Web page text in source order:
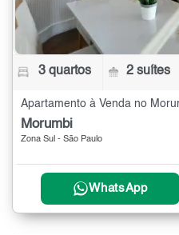
3 quartos 2 suítes
Apartamento à Venda no
Morumbi
Zona Sul - São Paulo
WhatsApp